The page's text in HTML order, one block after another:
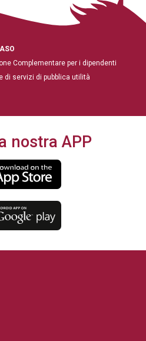
Complementare per i dipendenti
di servizi di pubblica utilità
nostra APP